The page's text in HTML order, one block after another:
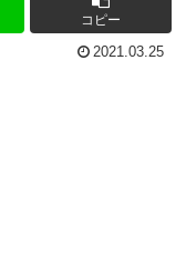
コピー
2021.03.25